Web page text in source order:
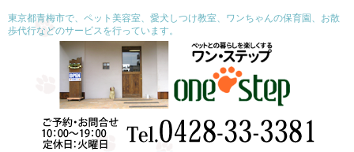
東京都青梅市で、ペット美容室、愛犬しつけ教室、ワンちゃんの保育園、お散
歩代行などのサービスを行っています。